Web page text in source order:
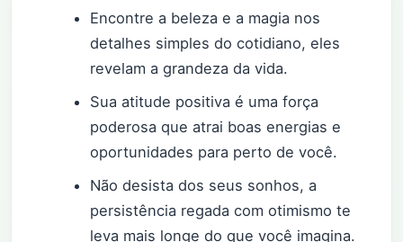
Encontre a beleza e a magia nos
detalhes simples do cotidiano, eles
revelam a grandeza da vida.
Sua atitude positiva é uma força
poderosa que atrai boas energias e
oportunidades para perto de você.
Não desista dos seus sonhos, a
persistência regada com otimismo te
leva mais longe do que você imagina.